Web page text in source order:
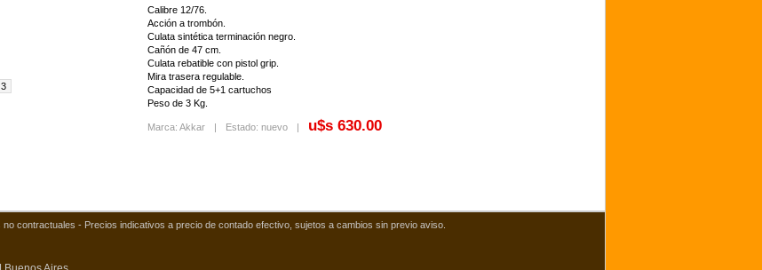
3
Calibre 12/76.
Acción a trombón.
Culata sintética terminación negro.
Cañón de 47 cm.
Culata rebatible con pistol grip.
Mira trasera regulable.
Capacidad de 5+1 cartuchos
Peso de 3 Kg.
Marca: Akkar | Estado: nuevo | u$s 630.00
contractuales - Precios indicativos a precio de contado efectivo, sujetos a cambios sin previo aviso.